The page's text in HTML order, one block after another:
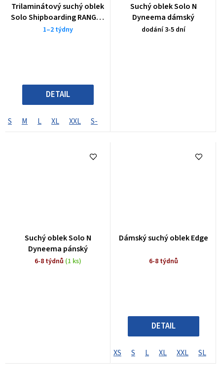
Trilaminátový suchý oblek
Solo Shipboarding RANGER
NATO
1–2 týdny
DETAIL
S M L XL XXL S-
Suchý oblek Solo N
Dyneema dámský
dodání 3-5 dní
Suchý oblek Solo N
Dyneema pánský
6-8 týdnů (1 ks)
Dámský suchý oblek Edge
6-8 týdnů
DETAIL
XS S L XL XXL SL